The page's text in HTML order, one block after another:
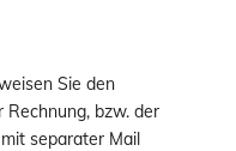
Sie den
bzw. der
separater Mail